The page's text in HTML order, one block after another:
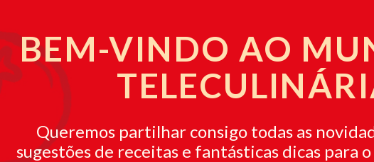
BEM-VINDO AO
Queremos partilhar consigo todas as
sugestões de receitas e fantásticas dicas para